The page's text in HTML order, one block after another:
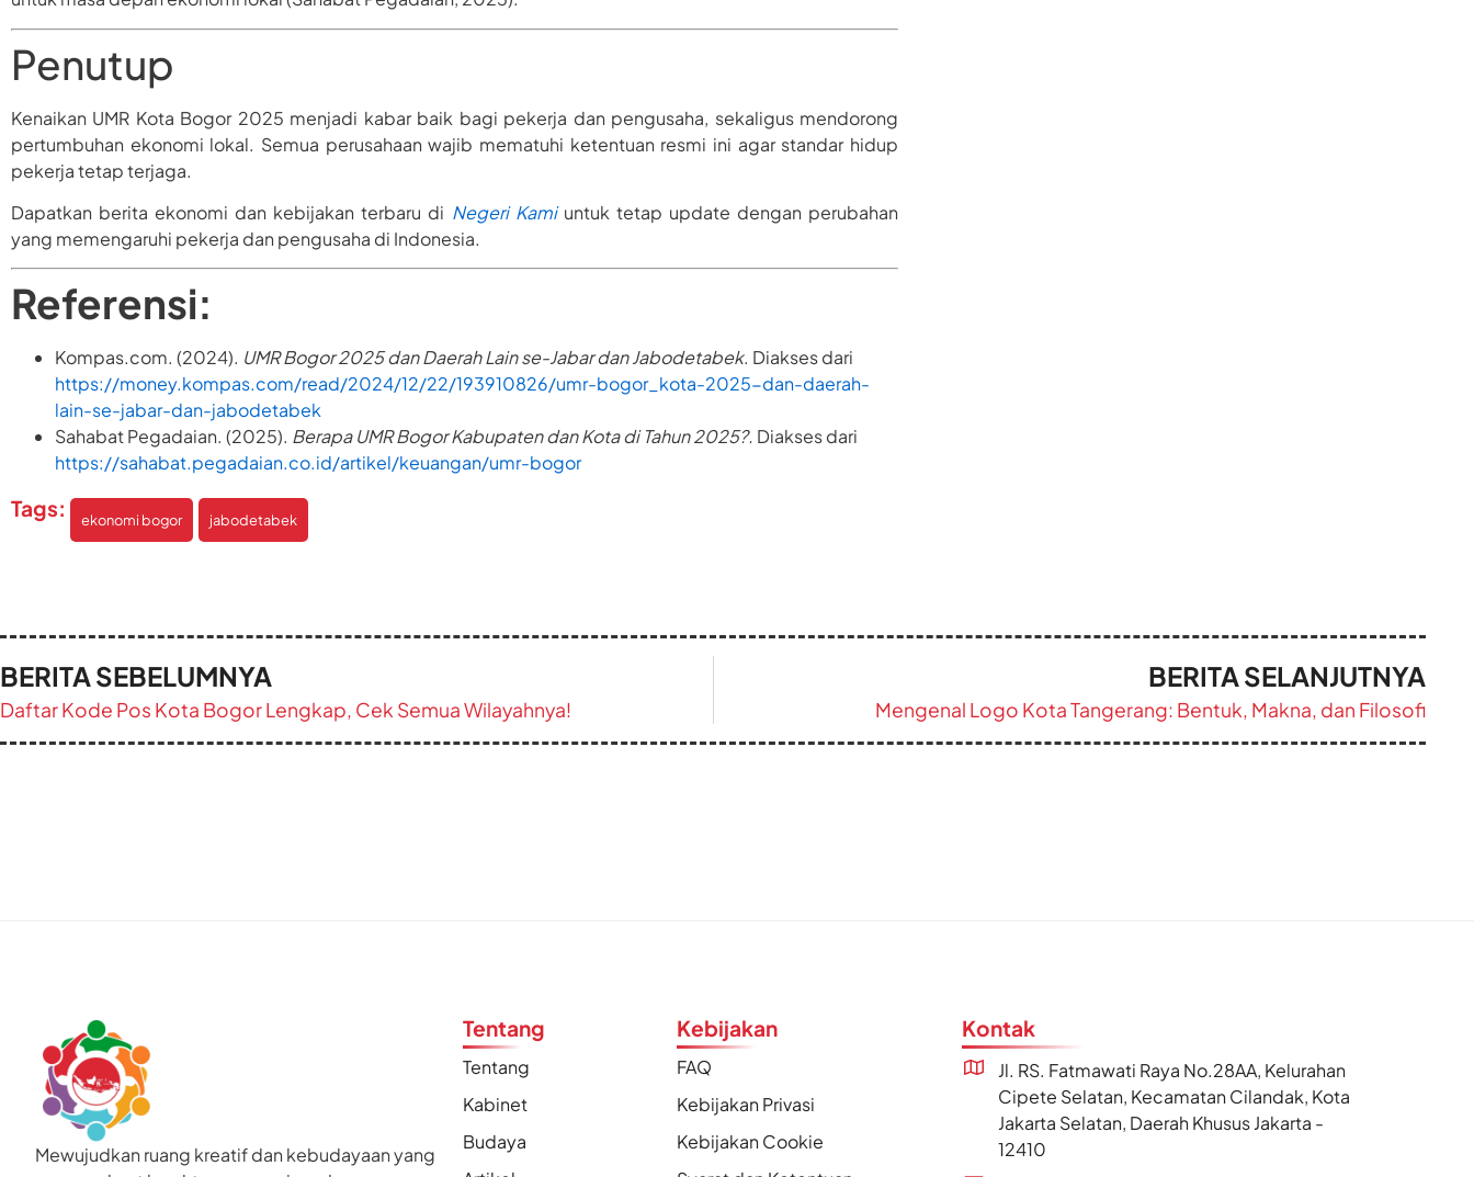
Penutup
Kenaikan UMR Kota Bogor 2025 menjadi kabar baik bagi pekerja dan pengusaha, sekaligus mendorong
pertumbuhan ekonomi lokal. Semua perusahaan wajib mematuhi ketentuan resmi ini agar standar hidup
pekerja tetap terjaga.
Dapatkan berita ekonomi dan kebijakan terbaru di Negeri Kamiuntuk tetap update dengan perubahan
yang memengaruhi pekerja dan pengusaha di Indonesia.
Referensi:
Kompas.com. (2024). UMR Bogor 2025 dan Daerah Lain se-Jabar dan Jabodetabek. Diakses dari
https://money.kompas.com/read/2024/12/22/193910826/umr-bogor_kota-2025-dan-daerah-
lain-se-jabar-dan-jabodetabek
Sahabat Pegadaian. (2025). Berapa UMR Bogor Kabupaten dan Kota di Tahun 2025?. Diakses dari
https://sahabat.pegadaian.co.id/artikel/keuangan/umr-bogor
Tags: ekonomi bogor jabodetabek
BERITA SEBELUMNYA
Daftar Kode Pos Kota Bogor Lengkap, Cek Semua Wilayahnya!
BERITA SELANJUTNYA
Mengenal Logo Kota Tangerang: Bentuk, Makna, dan Filosofi
Mewujudkan ruang kreatif dan kebudayaan yang
Tentang
Tentang
Kabinet
Budaya
Kebijakan
FAQ
Kebijakan Privasi
Kebijakan Cookie
Kontak
Jl. RS. Fatmawati Raya No.28AA, Kelurahan
Cipete Selatan, Kecamatan Cilandak, Kota
Jakarta Selatan, Daerah Khusus Jakarta -
12410